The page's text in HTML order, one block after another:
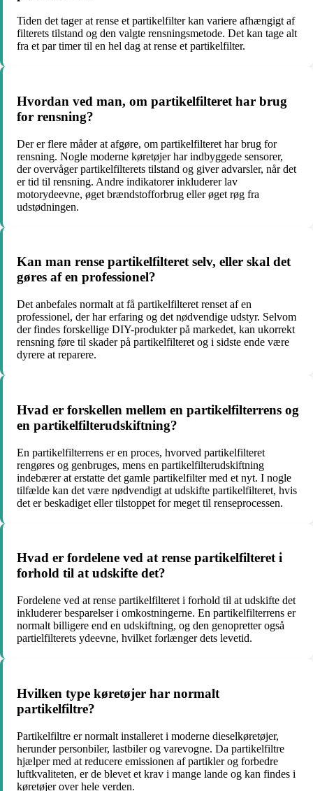
Tiden det tager at rense et partikelfilter kan variere afhængigt af
filterets tilstand og den valgte rensningsmetode. Det kan tage alt
fra et par timer til en hel dag at rense et partikelfilter.
Hvordan ved man, om partikelfilteret har brug
for rensning?
Der er flere måder at afgøre, om partikelfilteret har brug for
rensning. Nogle moderne køretøjer har indbyggede sensorer,
der overvåger partikelfilterets tilstand og giver advarsler, når det
er tid til rensning. Andre indikatorer inkluderer lav
motorydeevne, øget brændstofforbrug eller øget røg fra
udstødningen.
Kan man rense partikelfilteret selv, eller skal det
gøres af en professionel?
Det anbefales normalt at få partikelfilteret renset af en
professionel, der har erfaring og det nødvendige udstyr. Selvom
der findes forskellige DIY-produkter på markedet, kan ukorrekt
rensning føre til skader på partikelfilteret og i sidste ende være
dyrere at reparere.
Hvad er forskellen mellem en partikelfilterrens og
en partikelfilterudskiftning?
En partikelfilterrens er en proces, hvorved partikelfilteret
rengøres og genbruges, mens en partikelfilterudskiftning
indebærer at erstatte det gamle partikelfilter med et nyt. I nogle
tilfælde kan det være nødvendigt at udskifte partikelfilteret, hvis
det er beskadiget eller tilstoppet for meget til renseprocessen.
Hvad er fordelene ved at rense partikelfilteret i
forhold til at udskifte det?
Fordelene ved at rense partikelfilteret i forhold til at udskifte det
inkluderer besparelser i omkostningerne. En partikelfilterrens er
normalt billigere end en udskiftning, og den genopretter også
partielfilterets ydeevne, hvilket forlænger dets levetid.
Hvilken type køretøjer har normalt
partikelfiltre?
Partikelfiltre er normalt installeret i moderne dieselkøretøjer,
herunder personbiler, lastbiler og varevogne. Da partikelfiltre
hjælper med at reducere emissionen af partikler og forbedre
luftkvaliteten, er de blevet et krav i mange lande og kan findes i
køretøjer over hele verden.